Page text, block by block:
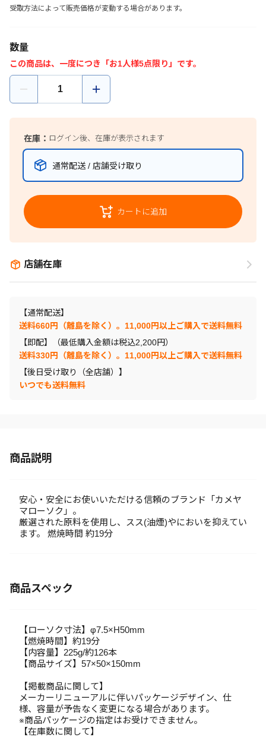
受取方法によって販売価格が変動する場合があります。
数量
この商品は、一度につき「お1人様5点限り」です。
在庫： ログイン後、在庫が表示されます
通常配送 / 店舗受け取り
カートに追加
店舗在庫
【通常配送】
送料660円（離島を除く）。11,000円以上ご購入で送料無料
【即配】（最低購入金額は税込2,200円）
送料330円（離島を除く）。11,000円以上ご購入で送料無料
【後日受け取り（全店舗）】
いつでも送料無料
商品説明
安心・安全にお使いいただける信頼のブランド「カメヤ
マローソク」。
厳選された原料を使用し、スス(油煙)やにおいを抑えてい
ます。 燃焼時間 約19分
商品スペック
【ローソク寸法】φ7.5×H50mm
【燃焼時間】約19分
【内容量】225g/約126本
【商品サイズ】57×50×150mm
【掲載商品に関して】
メーカーリニューアルに伴いパッケージデザイン、仕
様、容量が予告なく変更になる場合があります。
※商品パッケージの指定はお受けできません。
【在庫数に関して】